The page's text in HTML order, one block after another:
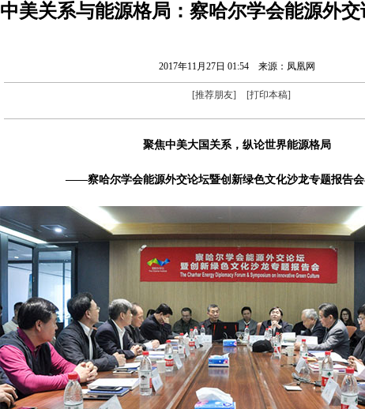
中美关系与能源格局：察哈尔学会能源外
2017年11月27日 01:54 来源：凤凰网
[推荐朋友] [打印本稿]
聚焦中美大国关系，纵论世界能源格局
——察哈尔学会能源外交论坛暨创新绿色文化沙龙专题报告